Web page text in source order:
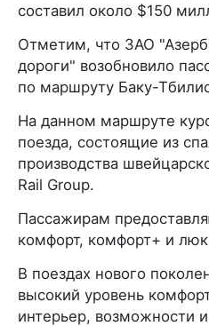
составил около $150
Отметим, что ЗАО
дороги" возобновило
по маршруту Баку-
На данном маршруте
поезда, состоящие из
производства
Rail Group.
Пассажирам
комфорт, комфорт+ и
В поездах нового
высокий уровень
интерьер, возможности